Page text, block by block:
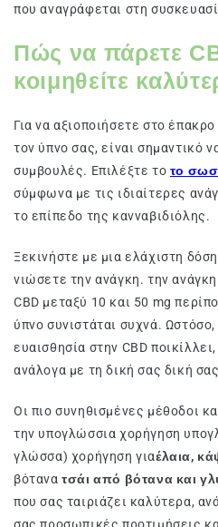
που αναγράφεται στη
Πώς να πάρετε
κοιμηθείτε
Για να αξιοποιήσετε στο
τον ύπνο σας, είναι σημαντικό
συμβουλές. Επιλέξτε το το
σύμφωνα με τις ιδιαίτερες
το επίπεδο της κανναβιδιόλης.
Ξεκινήστε με μια ελάχιστη
νιώσετε την ανάγκη. την
CBD μεταξύ 10 και 50 mg
ύπνο συνιστάται συχνά.
ευαισθησία στην CBD
ανάλογα με τη δική σας δική
Οι πιο συνηθισμένες μέθοδοι
την υπογλώσσια χορήγηση
γλώσσα) χορήγηση γιαέλαια,
βότανατσάι από βότανα και
που σας ταιριάζει καλύτερα,